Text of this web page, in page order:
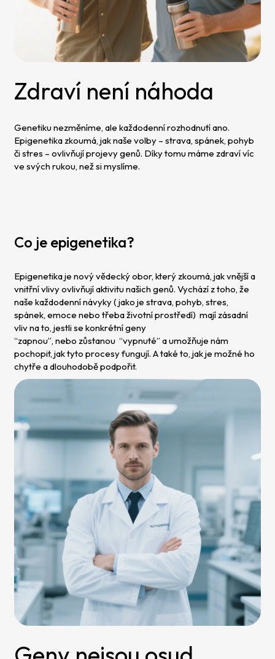
Zdraví není náhoda
Genetiku nezměníme, ale každodenní rozhodnutí ano.
Epigenetika zkoumá, jak naše volby – strava, spánek, pohyb
či stres – ovlivňují projevy genů. Díky tomu máme zdraví víc
ve svých rukou, než si myslíme.
Co je epigenetika?
Epigenetika je nový vědecký obor, který zkoumá, jak vnější a
vnitřní vlivy ovlivňují aktivitu našich genů. Vychází z toho, že
naše každodenní návyky ( jako je strava, pohyb, stres,
spánek, emoce nebo třeba životní prostředí) mají zásadní
vliv na to, jestli se konkrétní geny
“zapnou”, nebo zůstanou “vypnuté” a umožňuje nám
pochopit, jak tyto procesy fungují. A také to, jak je možné ho
chytře a dlouhodobě podpořit.